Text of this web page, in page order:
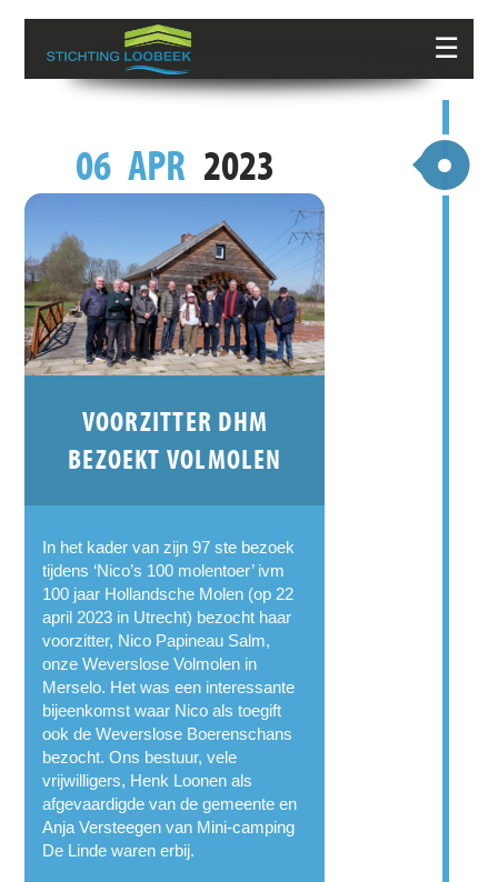
☰
06 APR 2023
VOORZITTER DHM
BEZOEKT VOLMOLEN
In het kader van zijn 97 ste bezoek
tijdens ‘Nico’s 100 molentoer’ ivm
100 jaar Hollandsche Molen (op 22
april 2023 in Utrecht) bezocht haar
voorzitter, Nico Papineau Salm,
onze Weverslose Volmolen in
Merselo. Het was een interessante
bijeenkomst waar Nico als toegift
ook de Weverslose Boerenschans
bezocht. Ons bestuur, vele
vrijwilligers, Henk Loonen als
afgevaardigde van de gemeente en
Anja Versteegen van Mini-camping
De Linde waren erbij.